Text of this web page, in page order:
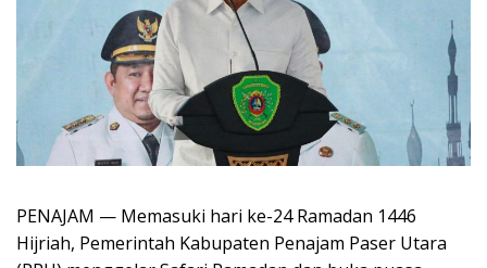
PENAJAM — Memasuki hari ke-24 Ramadan 1446
Hijriah, Pemerintah Kabupaten Penajam Paser Utara